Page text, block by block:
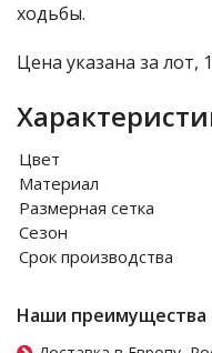
ходьбы.
Цена указана за лот,
Цвет
Материал
Размерная сетка
Сезон
Срок производства
Наши преимущества